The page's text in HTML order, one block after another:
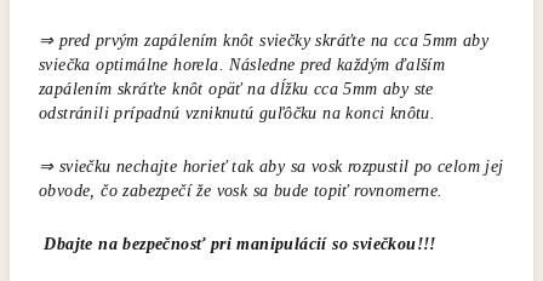
⇒ pred prvým zapálením knôt sviečky skráťte na cca 5mm aby
sviečka optimálne horela. Následne pred každým ďalším
zapálením skráťte knôt opäť na dĺžku cca 5mm aby ste
odstránili prípadnú vzniknutú guľôčku na konci knôtu.
⇒ sviečku nechajte horieť tak aby sa vosk rozpustil po celom jej
obvode, čo zabezpečí že vosk sa bude topiť rovnomerne.
Dbajte na bezpečnosť pri manipulácií so sviečkou!!!